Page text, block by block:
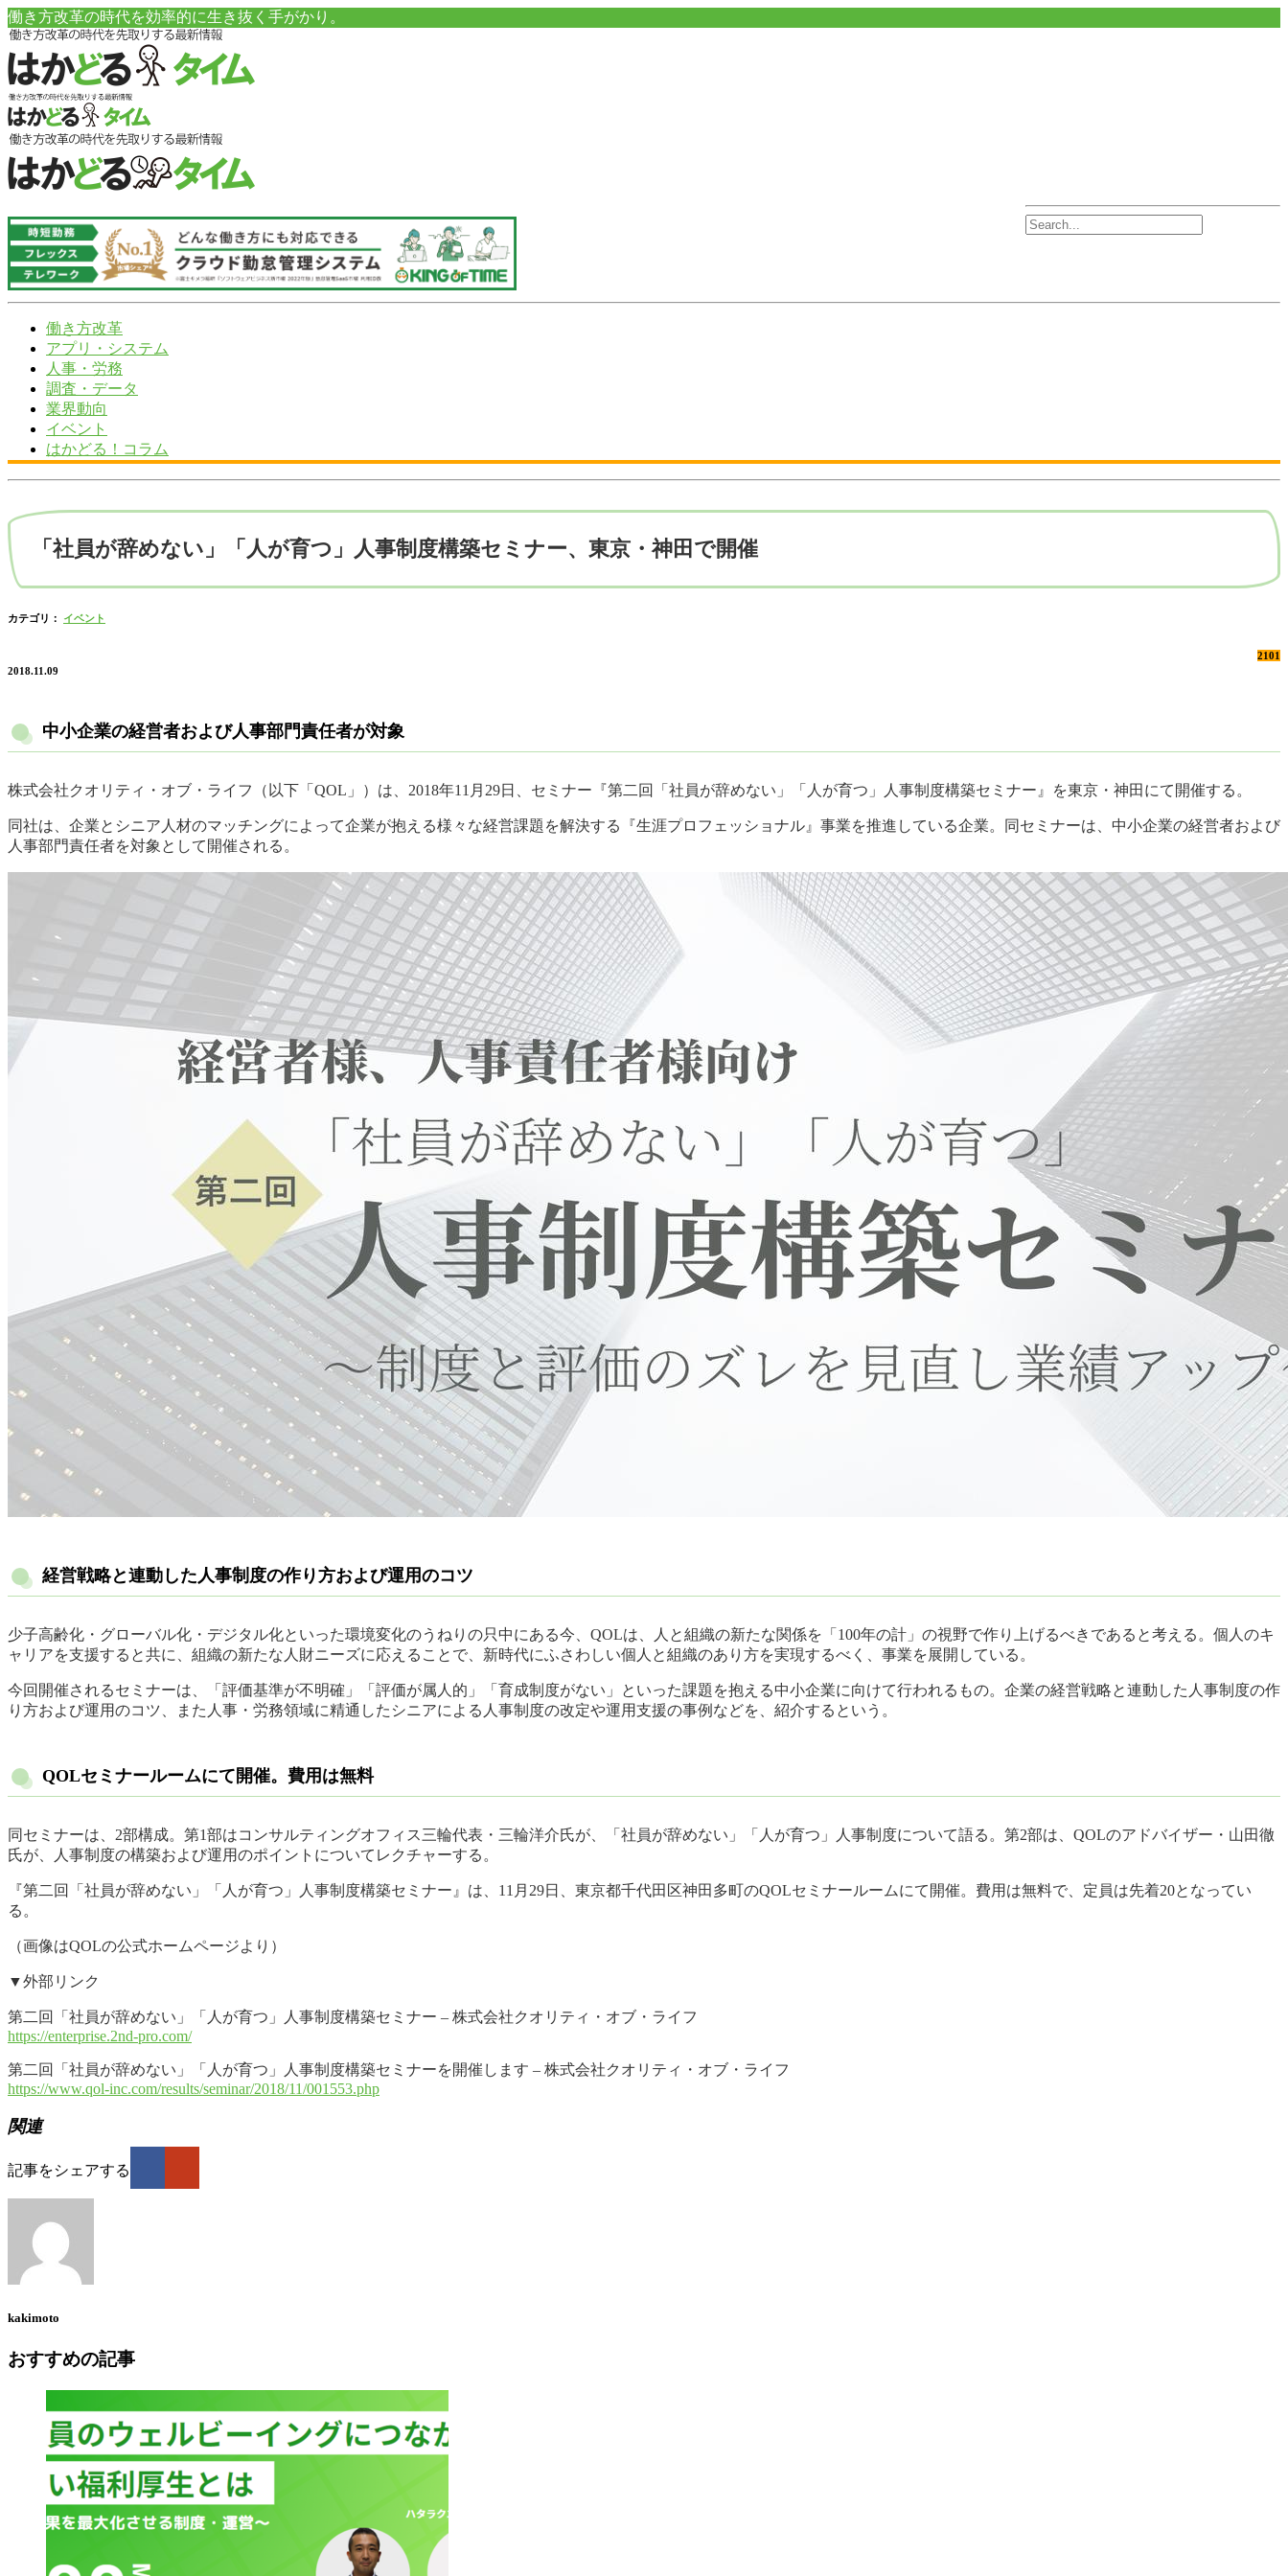
働き方改革の時代を効率的に生き抜く手がかり。
働き方改革
アプリ・システム
人事・労務
調査・データ
業界動向
イベント
はかどる！コラム
「社員が辞めない」「人が育つ」人事制度構築セミナー、東京・神田で開催
カテゴリ： イベント
2101
2018.11.09
中小企業の経営者および人事部門責任者が対象
株式会社クオリティ・オブ・ライフ（以下「QOL」）は、2018年11月29日、セミナー『第二回「社員が辞めない」「人が育つ」人事制度構築セミナー』を東京・神田にて開催する。
同社は、企業とシニア人材のマッチングによって企業が抱える様々な経営課題を解決する『生涯プロフェッショナル』事業を推進している企業。同セミナーは、中小企業の経営者および
人事部門責任者を対象として開催される。
経営戦略と連動した人事制度の作り方および運用のコツ
少子高齢化・グローバル化・デジタル化といった環境変化のうねりの只中にある今、QOLは、人と組織の新たな関係を「100年の計」の視野で作り上げるべきであると考える。個人のキ
ャリアを支援すると共に、組織の新たな人財ニーズに応えることで、新時代にふさわしい個人と組織のあり方を実現するべく、事業を展開している。
今回開催されるセミナーは、「評価基準が不明確」「評価が属人的」「育成制度がない」といった課題を抱える中小企業に向けて行われるもの。企業の経営戦略と連動した人事制度の作
り方および運用のコツ、また人事・労務領域に精通したシニアによる人事制度の改定や運用支援の事例などを、紹介するという。
QOLセミナールームにて開催。費用は無料
同セミナーは、2部構成。第1部はコンサルティングオフィス三輪代表・三輪洋介氏が、「社員が辞めない」「人が育つ」人事制度について語る。第2部は、QOLのアドバイザー・山田徹
氏が、人事制度の構築および運用のポイントについてレクチャーする。
『第二回「社員が辞めない」「人が育つ」人事制度構築セミナー』は、11月29日、東京都千代田区神田多町のQOLセミナールームにて開催。費用は無料で、定員は先着20となってい
る。
（画像はQOLの公式ホームページより）
▼外部リンク
第二回「社員が辞めない」「人が育つ」人事制度構築セミナー – 株式会社クオリティ・オブ・ライフ
https://enterprise.2nd-pro.com/
第二回「社員が辞めない」「人が育つ」人事制度構築セミナーを開催します – 株式会社クオリティ・オブ・ライフ
https://www.qol-inc.com/results/seminar/2018/11/001553.php
関連
記事をシェアする
kakimoto
おすすめの記事